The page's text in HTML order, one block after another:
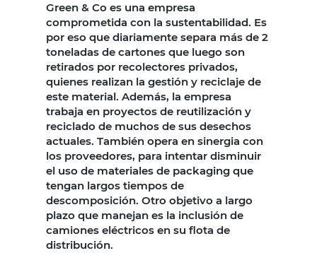
Green & Co es una empresa
comprometida con la sustentabilidad. Es
por eso que diariamente separa más de 2
toneladas de cartones que luego son
retirados por recolectores privados,
quienes realizan la gestión y reciclaje de
este material. Además, la empresa
trabaja en proyectos de reutilización y
reciclado de muchos de sus desechos
actuales. También opera en sinergia con
los proveedores, para intentar disminuir
el uso de materiales de packaging que
tengan largos tiempos de
descomposición. Otro objetivo a largo
plazo que manejan es la inclusión de
camiones eléctricos en su flota de
distribución.